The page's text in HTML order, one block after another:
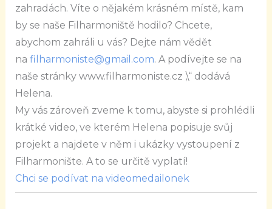
zahradách. Víte o nějakém krásném místě, kam
by se naše Filharmoniště hodilo? Chcete,
abychom zahráli u vás? Dejte nám vědět
na filharmoniste@gmail.com. A podívejte se na
naše stránky www.filharmoniste.cz ,\“ dodává
Helena.
My vás zároveň zveme k tomu, abyste si prohlédli
krátké video, ve kterém Helena popisuje svůj
projekt a najdete v něm i ukázky vystoupení z
Filharmonište. A to se určitě vyplatí!
Chci se podívat na videomedailonek